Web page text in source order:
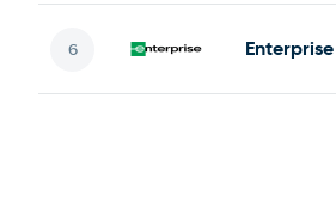
Enterprise